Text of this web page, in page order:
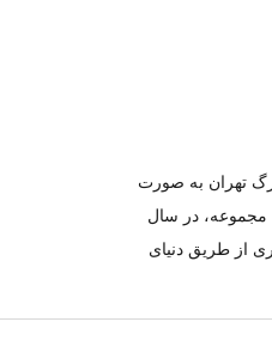
بزرگ تهران به صورت
مجموعه، در سال
از طریق دنیای